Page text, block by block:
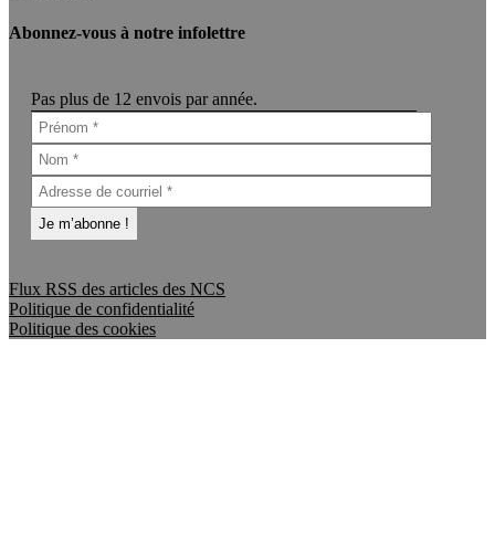
Abonnez-vous à notre infolettre
Pas plus de 12 envois par année.
Flux RSS des articles des NCS
Politique de confidentialité
Politique des cookies